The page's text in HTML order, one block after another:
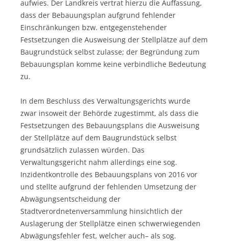
aufwies. Der Landkreis vertrat hierzu die Auffassung,
dass der Bebauungsplan aufgrund fehlender
Einschränkungen bzw. entgegenstehender
Festsetzungen die Ausweisung der Stellplätze auf dem
Baugrundstück selbst zulasse; der Begründung zum
Bebauungsplan komme keine verbindliche Bedeutung
zu.
In dem Beschluss des Verwaltungsgerichts wurde
zwar insoweit der Behörde zugestimmt, als dass die
Festsetzungen des Bebauungsplans die Ausweisung
der Stellplätze auf dem Baugrundstück selbst
grundsätzlich zulassen würden. Das
Verwaltungsgericht nahm allerdings eine sog.
Inzidentkontrolle des Bebauungsplans von 2016 vor
und stellte aufgrund der fehlenden Umsetzung der
Abwägungsentscheidung der
Stadtverordnetenversammlung hinsichtlich der
Auslagerung der Stellplätze einen schwerwiegenden
Abwägungsfehler fest, welcher auch– als sog.